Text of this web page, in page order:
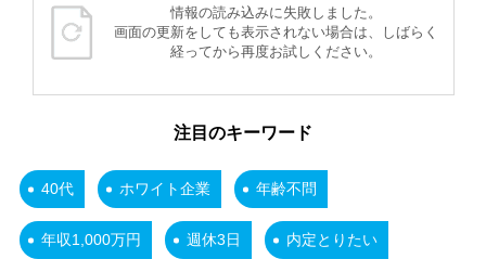
情報の読み込みに失敗しました。
画面の更新をしても表示されない場合は、しばらく
経ってから再度お試しください。
注目のキーワード
40代 ホワイト企業 年齢不問
年収1,000万円 週休3日 内定とりたい